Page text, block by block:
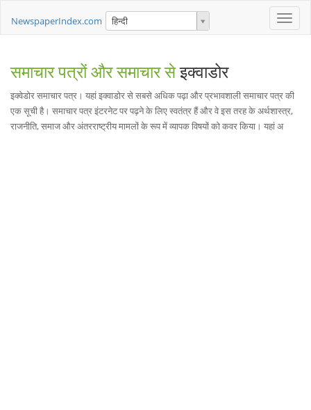
Toggle
NewspaperIndex.com हिन्दी
समाचार पत्रों और समाचार सेइक्वाडोर
इक्वेडोर समाचार पत्र। यहां इक्वाडोर से सबसे अधिक पढ़ा और प्रभावशाली समाचार पत्र की
एक सूची है। समाचार पत्र इंटरनेट पर पढ़ने के लिए स्वतंत्र हैं और वे इस तरह के अर्थशास्त्र,
राजनीति, समाज और अंतरराष्ट्रीय मामलों के रूप में व्यापक विषयों को कवर किया। यहां अ